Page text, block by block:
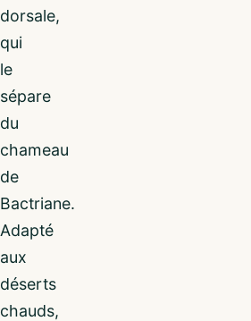
dorsale,
qui
le
sépare
du
chameau
de
Bactriane.
Adapté
aux
déserts
chauds,